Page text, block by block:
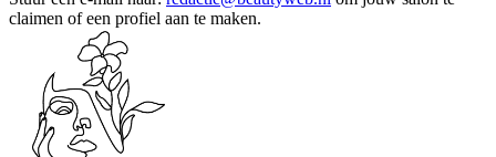
claimen of een profiel aan te maken.